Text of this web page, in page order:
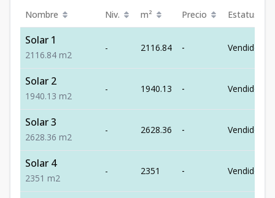
Nombre Niv. m² Precio Estatus
Solar 1
2116.84 m2
- 2116.84 - Vendido
Solar 2
1940.13 m2
- 1940.13 - Vendido
Solar 3
2628.36 m2
- 2628.36 - Vendido
Solar 4
2351 m2
- 2351 - Vendido